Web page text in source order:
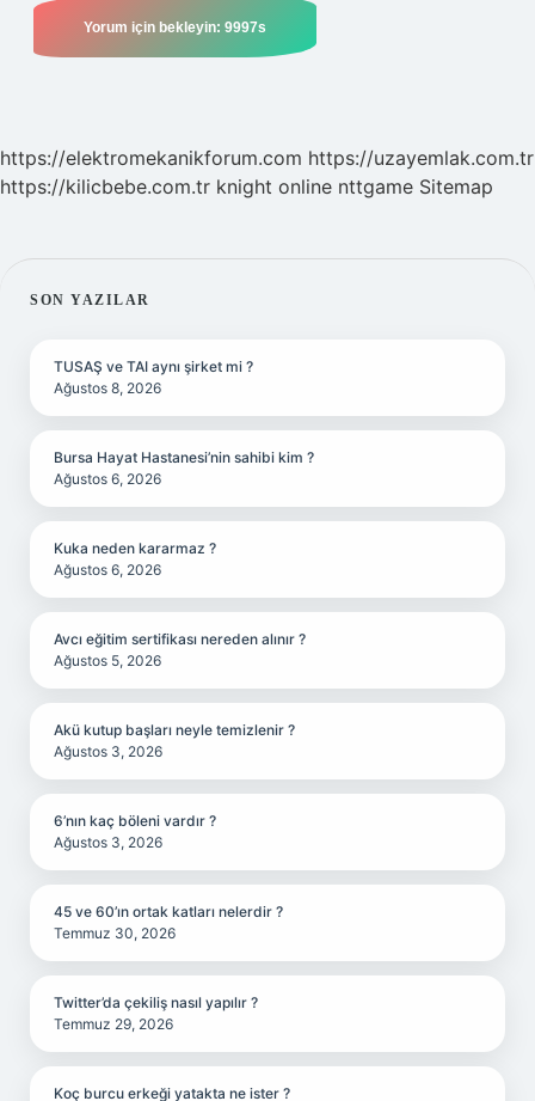
https://elektromekanikforum.com https://uzayemlak.com.tr
https://kilicbebe.com.tr knight online nttgame Sitemap
SIDEBAR
SON YAZILAR
TUSAŞ ve TAI aynı şirket mi ?
Ağustos 8, 2026
Bursa Hayat Hastanesi’nin sahibi kim ?
Ağustos 6, 2026
Kuka neden kararmaz ?
Ağustos 6, 2026
Avcı eğitim sertifikası nereden alınır ?
Ağustos 5, 2026
Akü kutup başları neyle temizlenir ?
Ağustos 3, 2026
6’nın kaç böleni vardır ?
Ağustos 3, 2026
45 ve 60’ın ortak katları nelerdir ?
Temmuz 30, 2026
Twitter’da çekiliş nasıl yapılır ?
Temmuz 29, 2026
Koç burcu erkeği yatakta ne ister ?